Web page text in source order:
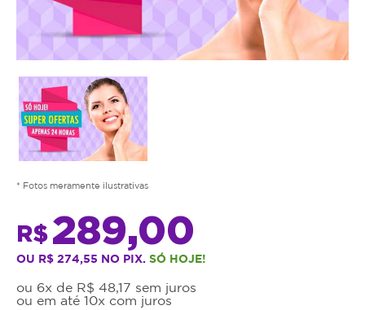
* Fotos meramente ilustrativas
R$289,00
OU R$ 274,55 NO PIX. SÓ HOJE!
ou 6x de R$ 48,17 sem juros
ou em até 10x com juros